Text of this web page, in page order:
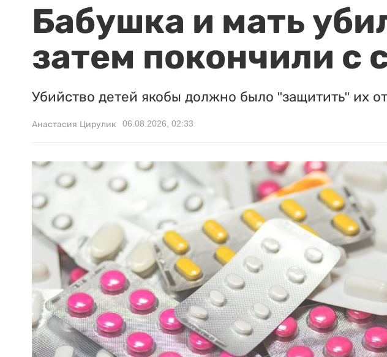
Бабушка и мать
затем покончили с
Убийство детей якобы должно было "защитить" их
Анастасия Цирулик 06.08.2026, 02:33